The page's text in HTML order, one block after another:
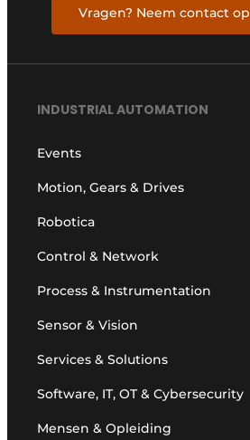
Vragen? Neem contact op
INDUSTRIAL AUTOMATION
Events
Motion, Gears & Drives
Robotica
Control & Network
Process & Instrumentation
Sensor & Vision
Services & Solutions
Software, IT, OT & Cybersecurity
Mensen & Opleiding